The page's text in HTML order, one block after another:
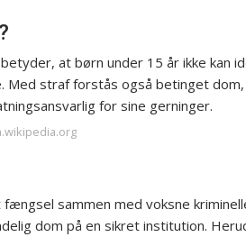
at børn under 15 år ikke kan
straf forstås også betinget
for sine gerninger.
sammen med voksne
dom på en sikret institution.